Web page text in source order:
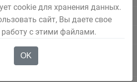
информирует
Белово и Гурьевск, Беловского
– Кузбасса
cookie для хранения данных.
сайт, Вы даете свое
работу с этими файлами.
OK